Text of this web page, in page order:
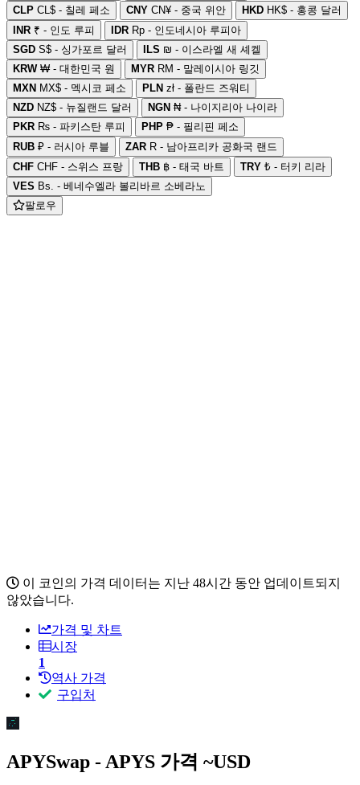
CLP CL$ - 칠레 페소 CNY CN¥ - 중국 위안 HKD HK$ - 홍콩 달러
INR ₹ - 인도 루피 IDR Rp - 인도네시아 루피아
SGD S$ - 싱가포르 달러 ILS ₪ - 이스라엘 새 셰켈
KRW₩ - 대한민국 원 MYR RM - 말레이시아 링깃
MXN MX$ - 멕시코 페소 PLN zł - 폴란드 즈워티
NZD NZ$ - 뉴질랜드 달러 NGN ₦ - 나이지리아 나이라
PKR ₨ - 파키스탄 루피 PHP ₱ - 필리핀 페소
RUB ₽ - 러시아 루블 ZAR R - 남아프리카 공화국 랜드
CHF CHF - 스위스 프랑 THB ฿ - 태국 바트 TRY ₺ - 터키 리라
VES Bs. - 베네수엘라 볼리바르 소베라노
팔로우
이 코인의 가격 데이터는 지난 48시간 동안 업데이트되지
않았습니다.
가격 및 차트
시장
1
역사 가격
구입처
APYSwap - APYS 가격 ~USD